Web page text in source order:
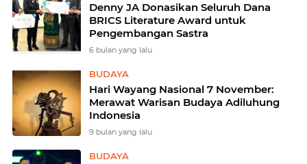
Denny JA Donasikan Seluruh Dana
BRICS Literature Award untuk
Pengembangan Sastra
6 bulan yang lalu
BUDAYA
Hari Wayang Nasional 7 November:
Merawat Warisan Budaya Adiluhung
Indonesia
9 bulan yang lalu
BUDAYA